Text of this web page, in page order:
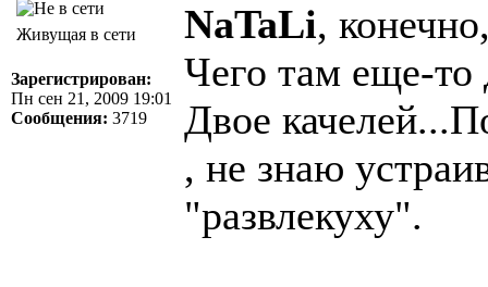
Живущая в сети
Зарегистрирован:
Пн сен 21, 2009 19:01
Сообщения: 3719
NaTaLi,
Чего там еще-то
Двое
, не знаю
"развлекуху".